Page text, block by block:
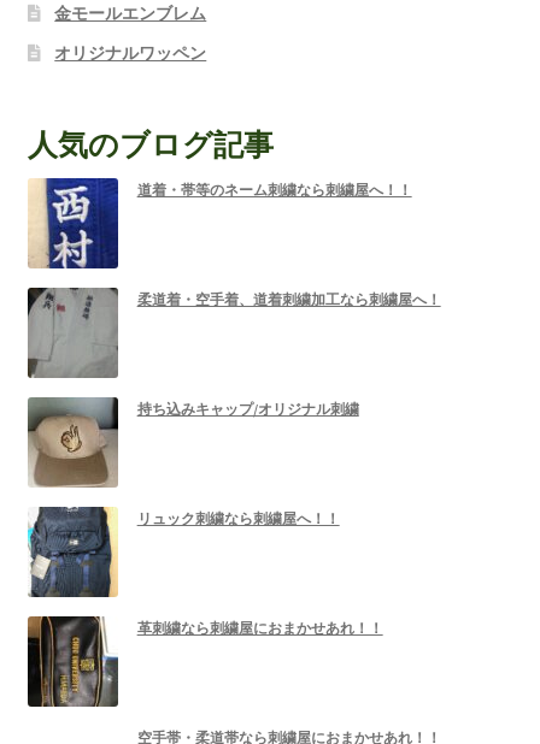
金モールエンブレム
オリジナルワッペン
人気のブログ記事
道着・帯等のネーム刺繍なら刺繍屋へ！！
柔道着・空手着、道着刺繍加工なら刺繍屋へ！
持ち込みキャップ/オリジナル刺繍
リュック刺繍なら刺繍屋へ！！
革刺繍なら刺繍屋におまかせあれ！！
空手帯・柔道帯なら刺繍屋におまかせあれ！！